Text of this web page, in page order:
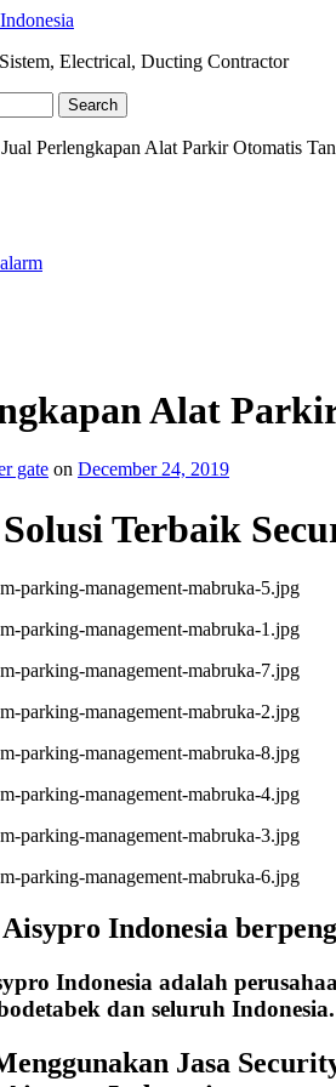
Electrical, Ducting Contractor
Search
Jual Perlengkapan Alat Parkir Otomatis
Alat
gate on December 24, 2019
Terbaik
Indonesia
Indonesia adalah
dan seluruh Indonesia.
Jasa